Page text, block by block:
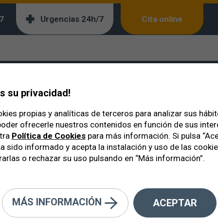
Urgencias 24h/7 Cita online
10 consejos
los petardos en San Juan:
su privacidad!
propias y analíticas de terceros para analizar sus
ofrecerle nuestros contenidos en función de sus
Política de Cookiespara más información. Si pulsa
sido informado y acepta la instalación y uso de las
o rechazar su uso pulsando en “Más información”.
MÁS INFORMACIÓN ACEPTAR